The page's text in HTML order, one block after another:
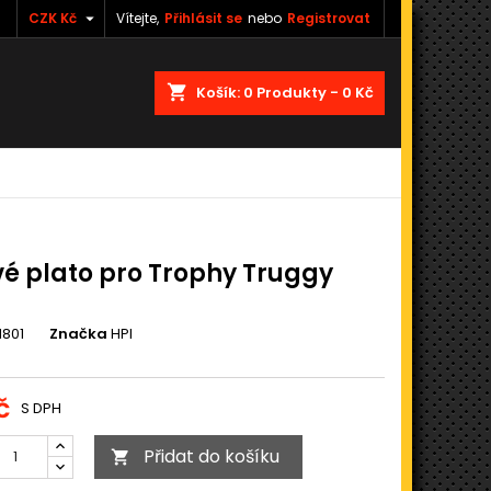
Vítejte, Přihlásit se nebo Registrovat
CZK Kč 
shopping_cart Košík: 0 Produkty - 0 Kč
plato pro Trophy Truggy
Značka HPI
S DPH
 Přidat do košíku